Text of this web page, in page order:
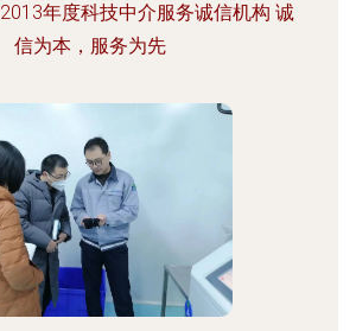
年度科技中介服务诚信机构 诚
信为本，服务为先